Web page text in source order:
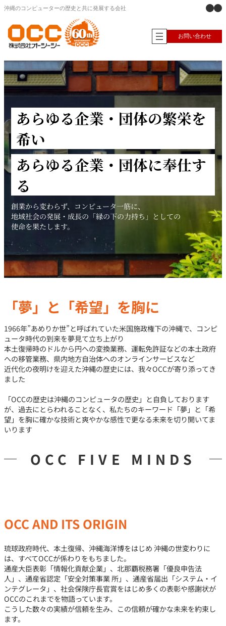
内
を
ス
キ
沖縄のコンピューターの歴史と共に発展する会社 X
お問い合わせ
あらゆる企業・団体の繁栄を
希い
あらゆる企業・団体に奉仕す
る
創業から変わらず、コンピュータ一筋に、
地域社会の発展・成長の「縁の下の力持ち」としての
使命を果たします。
「夢」と「希望」を胸に
1966年”あめりか世”と呼ばれていた米国施政権下の沖縄で、コンピ
ュータ時代の到来を夢見て立ち上がり
本土復帰時のドルから円への変換業務、運転免許証などの本土政府
への移管業務、県内地方自治体へのオンラインサービスなど
近代化の夜明けを迎えた沖縄の歴史には、我々OCCが寄り添ってき
ました
「OCCの歴史は沖縄のコンピュータの歴史」と自負しております
が、過去にとらわれることなく、私たちのキーワード「夢」と「希
望」を胸に確かな技術と爽やかな感性で更なる未来を切り開いてま
いります
OCC FIVE MINDS
OCC AND ITS ORIGIN
琉球政府時代、本土復帰、沖縄海洋博をはじめ 沖縄の世変わりに
は、すべてOCCが係わりをもちました。
通産大臣表彰「情報化貢献企業」、北那覇税務署「優良申告法
人」、通産省認定「安全対策事業 所」、通産省届出「システム・イ
ンテグレータ」、社会保険庁長官賞をはじめ多くの表彰や感謝状が
OCCのこれまでを物語っています。
こうした数々の実績が信頼を生み、この信頼が確かな未来を約束し
ます。